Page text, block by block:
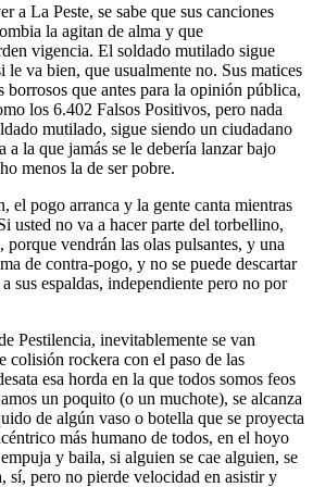
a La Peste, se sabe que sus canciones
la agitan de alma y que
vigencia. El soldado mutilado sigue
le va bien, que usualmente no. Sus matices
borrosos que antes para la opinión pública,
los 6.402 Falsos Positivos, pero nada
mutilado, sigue siendo un ciudadano
a la que jamás se le debería lanzar bajo
menos la de ser pobre.
el pogo arranca y la gente canta mientras
usted no va a hacer parte del torbellino,
porque vendrán las olas pulsantes, y una
de contra-pogo, y no se puede descartar
sus espaldas, independiente pero no por
Pestilencia, inevitablemente se van
colisión rockera con el paso de las
esa horda en la que todos somos feos
un poquito (o un muchote), se alcanza
de algún vaso o botella que se proyecta
más humano de todos, en el hoyo
y baila, si alguien se cae alguien, se
sí, pero no pierde velocidad en asistir y